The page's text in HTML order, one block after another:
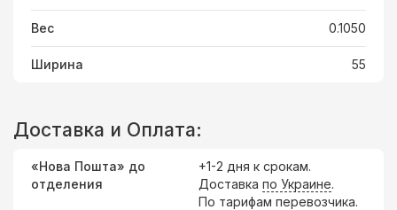
Вес 0.1050
Ширина 55
Доставка и Оплата:
«Нова Пошта» до
отделения
+1-2 дня к срокам.
Доставка по Украине.
По тарифам перевозчика.